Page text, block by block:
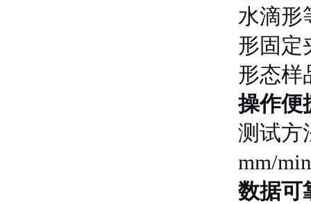
水滴形
形固定
形态样
操作便
测试方
mm/
数据可